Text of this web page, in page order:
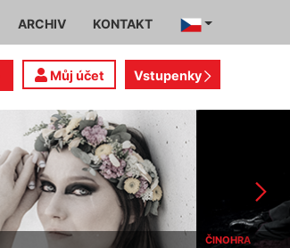
ARCHIV KONTAKT
Můj účet Vstupenky